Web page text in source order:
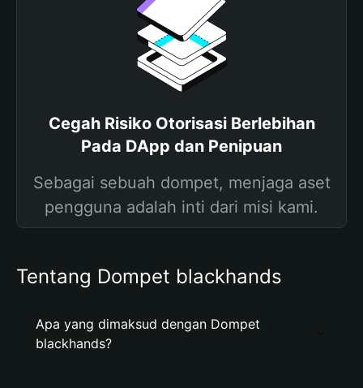
Cegah Risiko Otorisasi Berlebihan
Pada DApp dan Penipuan
Sebagai sebuah dompet, menjaga aset
pengguna adalah inti dari misi kami.
Tentang Dompet blackhands
Apa yang dimaksud dengan Dompet
blackhands?